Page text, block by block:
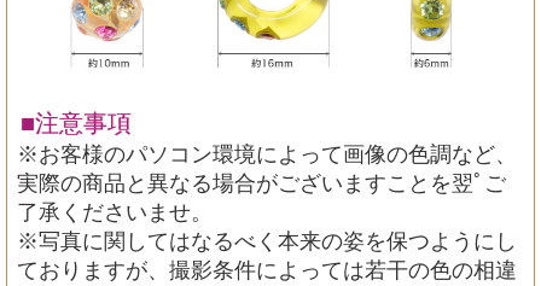
■注意事項
※お客様のパソコン環境によって画像の色調など、
実際の商品と異なる場合がございますことを翌ﾟご
了承くださいませ。
※写真に関してはなるべく本来の姿を保つようにし
ておりますが、撮影条件によっては若干の色の相違